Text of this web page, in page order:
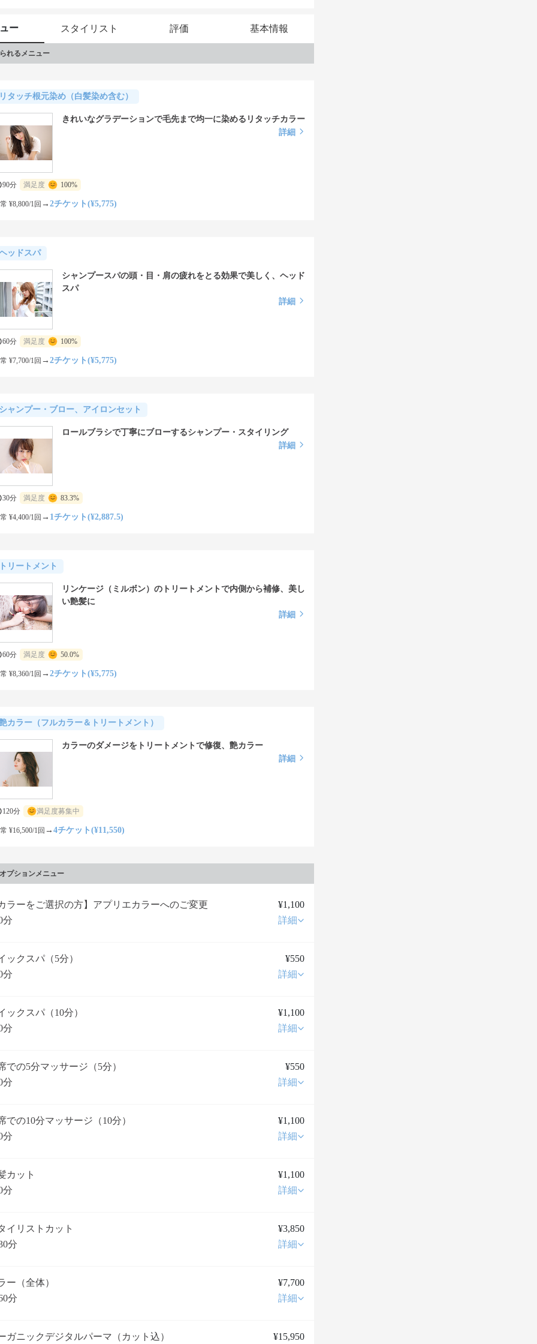
ー スタイリスト 評価 基本情報
れるメニュー
タッチ根元染め（白髪染め含む）
きれいなグラデーションで毛先まで均一に染めるリタッチカラー
詳細
90分 満足度 100%
¥8,800/1回 → 2チケット(¥5,775)
ッドスパ
シャンプースパの頭・目・肩の疲れをとる効果で美しく、ヘッド
スパ
詳細
60分 満足度 100%
¥7,700/1回 → 2チケット(¥5,775)
ャンプー・ブロー、アイロンセット
ロールブラシで丁寧にブローするシャンプー・スタイリング
詳細
30分 満足度 83.3%
¥4,400/1回 → 1チケット(¥2,887.5)
リートメント
リンケージ（ミルボン）のトリートメントで内側から補修、美し
い艶髪に
詳細
60分 満足度 50.0%
¥8,360/1回 → 2チケット(¥5,775)
カラー（フルカラー＆トリートメント）
カラーのダメージをトリートメントで修復、艶カラー
詳細
120分 満足度募集中
¥16,500/1回 → 4チケット(¥11,550)
プションメニュー
ラーをご選択の方】アプリエカラーへのご変更
¥1,100
分
詳細
ックスパ（5分）
¥550
分
詳細
ックスパ（10分）
¥1,100
分
詳細
での5分マッサージ（5分）
¥550
分
詳細
での10分マッサージ（10分）
¥1,100
分
詳細
カット
¥1,100
分
詳細
イリストカット
¥3,850
分
詳細
ー（全体）
¥7,700
分
詳細
ガニックデジタルパーマ（カット込） ¥15,950